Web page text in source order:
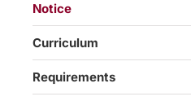
Notice
Curriculum
Requirements